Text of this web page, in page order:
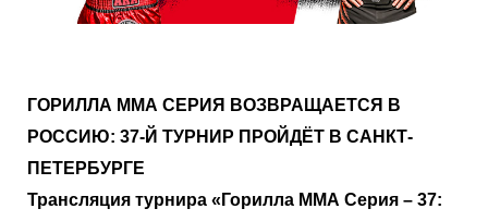
ГОРИЛЛА ММА СЕРИЯ ВОЗВРАЩАЕТСЯ В
РОССИЮ: 37-Й ТУРНИР ПРОЙДЁТ В САНКТ-
ПЕТЕРБУРГЕ
Трансляция турнира «Горилла ММА Серия – 37: